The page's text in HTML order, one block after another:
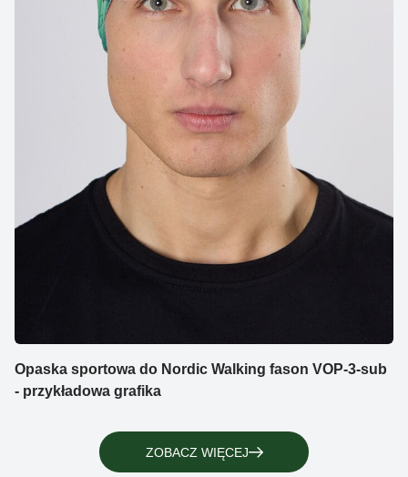
Opaska sportowa do Nordic Walking fason VOP-3-sub
- przykładowa grafika
ZOBACZ WIĘCEJ